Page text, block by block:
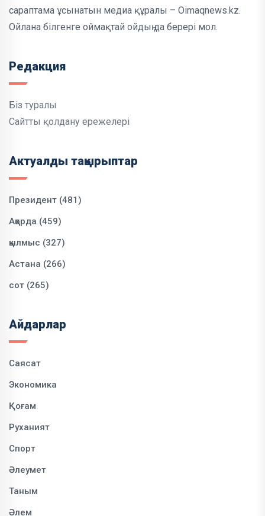
сараптама ұсынатын медиа құралы – Oimaqnews.kz.
Ойлана білгенге оймақтай ойдың да берері мол.
Редакция
Біз туралы
Сайтты қолдану ережелері
Актуалды тақырыптар
Президент (481)
Ақорда (459)
қылмыс (327)
Астана (266)
сот (265)
Айдарлар
Саясат
Экономика
Қоғам
Руханият
Спорт
Әлеумет
Таным
Әлем